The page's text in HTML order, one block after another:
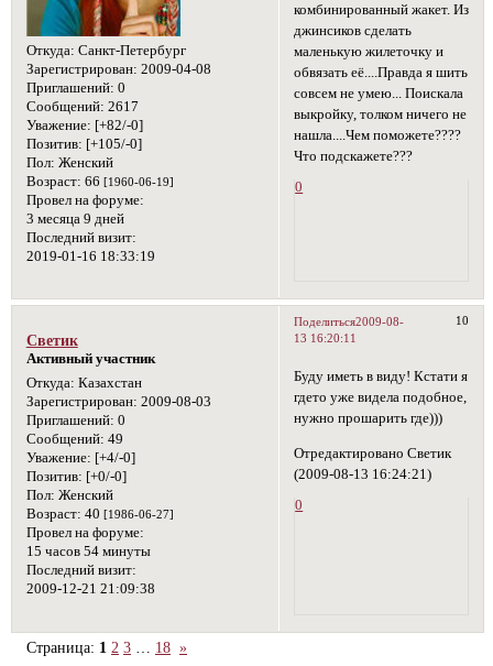
Откуда: Санкт-Петербург
Зарегистрирован: 2009-04-08
Приглашений: 0
Сообщений: 2617
Уважение: [+82/-0]
Позитив: [+105/-0]
Пол: Женский
Возраст: 66 [1960-06-19]
Провел на форуме:
3 месяца 9 дней
Последний визит:
2019-01-16 18:33:19
комбинированный жакет. Из
джинсиков сделать
маленькую жилеточку и
обвязать её....Правда я шить
совсем не умею... Поискала
выкройку, толком ничего не
нашла....Чем поможете????
Что подскажете???
0
Поделиться 10
2009-08-
13 16:20:11
Светик
Активный участник
Откуда: Казахстан
Зарегистрирован: 2009-08-03
Приглашений: 0
Сообщений: 49
Уважение: [+4/-0]
Позитив: [+0/-0]
Пол: Женский
Возраст: 40 [1986-06-27]
Провел на форуме:
15 часов 54 минуты
Последний визит:
2009-12-21 21:09:38
Буду иметь в виду! Кстати я
гдето уже видела подобное,
нужно прошарить где)))
Отредактировано Светик
(2009-08-13 16:24:21)
0
Страница: 1 2 3 18 »